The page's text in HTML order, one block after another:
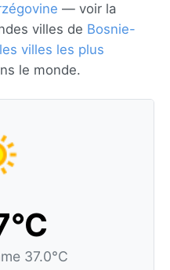
— voir la
villes de Bosnie-
les villes les plus
le monde.
37.0°C